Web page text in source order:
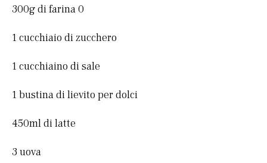
300g di farina 0
1 cucchiaio di zucchero
1 cucchiaino di sale
1 bustina di lievito per dolci
450ml di latte
3 uova